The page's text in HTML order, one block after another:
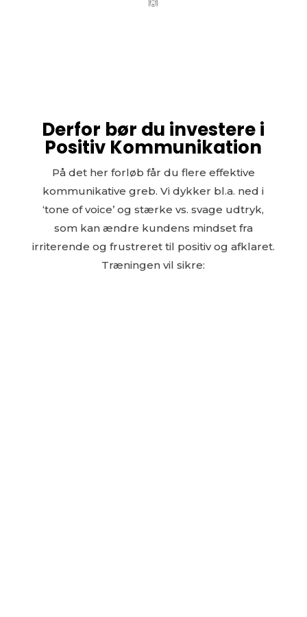
Derfor bør du investere i
Positiv Kommunikation
På det her forløb får du flere effektive
kommunikative greb. Vi dykker bl.a. ned i
‘tone of voice’ og stærke vs. svage udtryk,
som kan ændre kundens mindset fra
irriterende og frustreret til positiv og afklaret.
Træningen vil sikre: